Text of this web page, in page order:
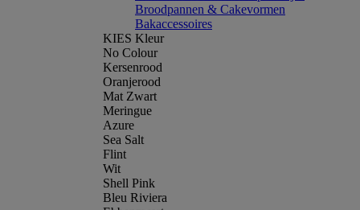
Broodpannen & Cakevormen
Bakaccessoires
KIES Kleur
No Colour
Kersenrood
Oranjerood
Mat Zwart
Meringue
Azure
Sea Salt
Flint
Wit
Shell Pink
Bleu Riviera